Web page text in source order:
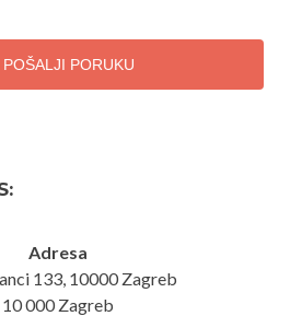
POŠALJI PORUKU
Adresa
133, 10000 Zagreb
10 000 Zagreb